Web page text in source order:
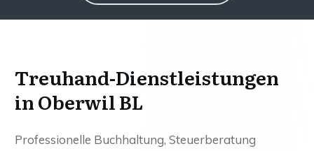
Treuhand-Dienstleistungen
in Oberwil BL
Professionelle Buchhaltung, Steuerberatung